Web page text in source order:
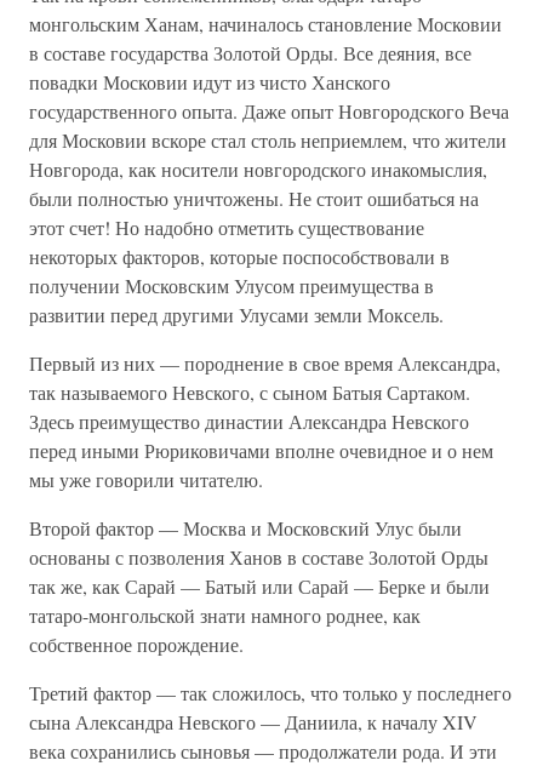
монгольским Ханам, начиналось становление Московии
в составе государства Золотой Орды. Все деяния, все
повадки Московии идут из чисто Ханского
государственного опыта. Даже опыт Новгородского Веча
для Московии вскоре стал столь неприемлем, что жители
Новгорода, как носители новгородского инакомыслия,
были полностью уничтожены. Не стоит ошибаться на
этот счет! Но надобно отметить существование
некоторых факторов, которые поспособствовали в
получении Московским Улусом преимущества в
развитии перед другими Улусами земли Моксель.
Первый из них — породнение в свое время Александра,
так называемого Невского, с сыном Батыя Сартаком.
Здесь преимущество династии Александра Невского
перед иными Рюриковичами вполне очевидное и о нем
мы уже говорили читателю.
Второй фактор — Москва и Московский Улус были
основаны с позволения Ханов в составе Золотой Орды
так же, как Сарай — Батый или Сарай — Берке и были
татаро-монгольской знати намного роднее, как
собственное порождение.
Третий фактор — так сложилось, что только у последнего
сына Александра Невского — Даниила, к началу XIV
века сохранились сыновья — продолжатели рода. И эти